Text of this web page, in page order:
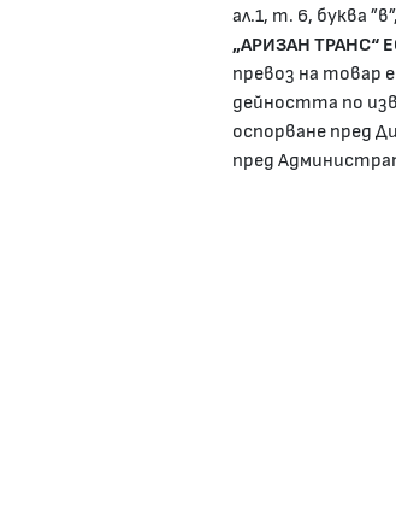
ал.1, т. 6, буква
„АРИЗАН ТРАНС“
превоз на товар
дейността по
оспорване пред
пред